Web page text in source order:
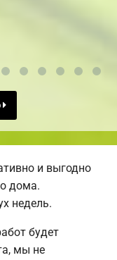
и выгодно
дома.
недель.
будет
мы не